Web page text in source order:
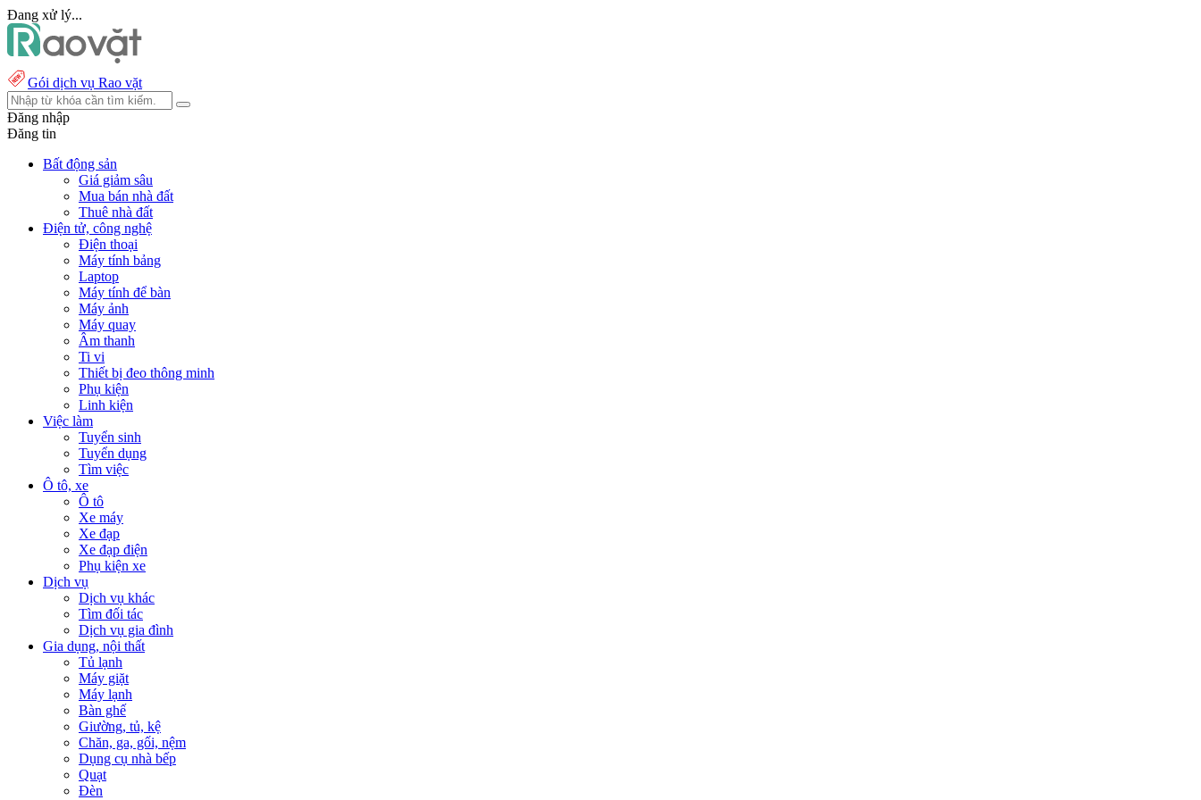
Đang xử lý...
Gói dịch vụ Rao vặt
Đăng nhập
Đăng tin
Bất động sản
Giá giảm sâu
Mua bán nhà đất
Thuê nhà đất
Điện tử, công nghệ
Điện thoại
Máy tính bảng
Laptop
Máy tính để bàn
Máy ảnh
Máy quay
Âm thanh
Ti vi
Thiết bị đeo thông minh
Phụ kiện
Linh kiện
Việc làm
Tuyển sinh
Tuyển dụng
Tìm việc
Ô tô, xe
Ô tô
Xe máy
Xe đạp
Xe đạp điện
Phụ kiện xe
Dịch vụ
Dịch vụ khác
Tìm đối tác
Dịch vụ gia đình
Gia dụng, nội thất
Tủ lạnh
Máy giặt
Máy lạnh
Bàn ghế
Giường, tủ, kệ
Chăn, ga, gối, nệm
Dụng cụ nhà bếp
Quạt
Đèn